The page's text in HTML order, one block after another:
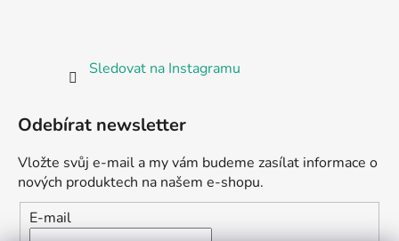
Sledovat na Instagramu
Odebírat newsletter
Vložte svůj e-mail a my vám budeme zasílat informace o
nových produktech na našem e-shopu.
E-mail